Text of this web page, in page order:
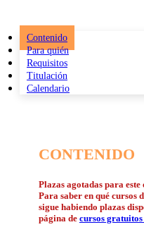
Contenido
Para quién
Requisitos
Titulación
Calendario
CONTENIDO
Plazas agotadas para este
Para saber en qué cursos
sigue habiendo plazas
página de cursos